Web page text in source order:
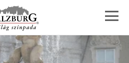
sr.skipnav.Zum
Inhalt
springen
sr.skipnav.Zum
Hauptmenü
springen
sr.skipnav.Zu
den
Kontaktinformationen